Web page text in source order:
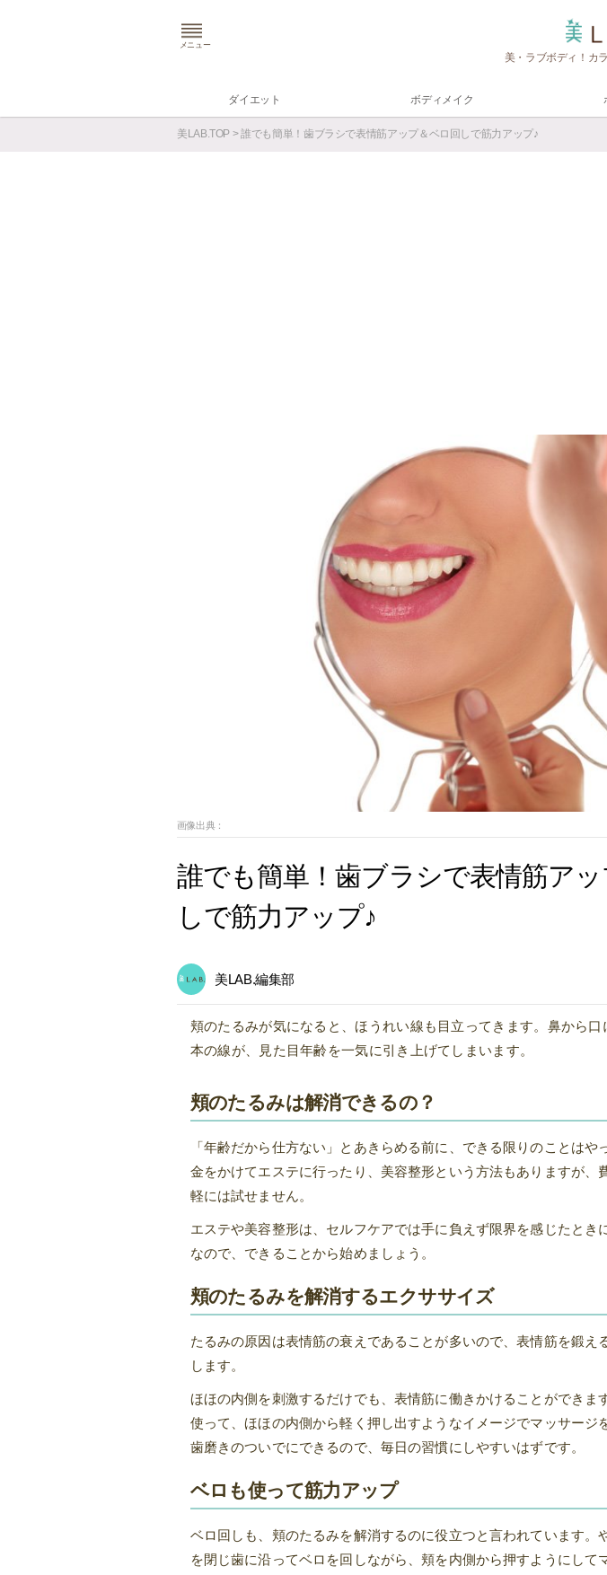
メニュー
美・ラブボディ！カ
ダイエット ボディメイク
美LAB.TOP > 誰でも簡単！歯ブラシで表情筋アップ＆ベロ回しで筋力アップ♪
画像出典：
誰でも簡単！歯ブラシで表情筋ア
しで筋力アップ♪
美LAB.編集部
頬のたるみが気になると、ほうれい線も目立ってきます。鼻から口
本の線が、見た目年齢を一気に引き上げてしまいます。
頬のたるみは解消できるの？
「年齢だから仕方ない」とあきらめる前に、できる限りのことはや
金をかけてエステに行ったり、美容整形という方法もありますが、
軽には試せません。
エステや美容整形は、セルフケアでは手に負えず限界を感じたとき
なので、できることから始めましょう。
頬のたるみを解消するエクササイズ
たるみの原因は表情筋の衰えであることが多いので、表情筋を鍛え
します。
ほほの内側を刺激するだけでも、表情筋に働きかけることができま
使って、ほほの内側から軽く押し出すようなイメージでマッサージ
歯磨きのついでにできるので、毎日の習慣にしやすいはずです。
ベロも使って筋力アップ
ベロ回しも、頬のたるみを解消するのに役立つと言われています。
を閉じ歯に沿ってベロを回しながら、頬を内側から押すようにして